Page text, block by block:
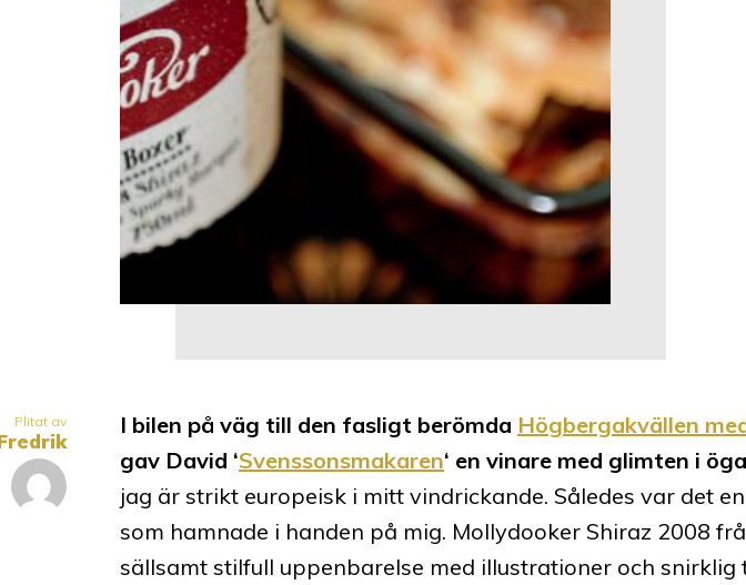
Plitat av I bilen på väg till den fasligt berömda Högbergakvällen
gav David ‘Svenssonsmakaren‘ en vinare med glimten i
jag är strikt europeisk i mitt vindrickande. Således var det
som hamnade i handen på mig. Mollydooker Shiraz 2008
sällsamt stilfull uppenbarelse med illustrationer och snirklig